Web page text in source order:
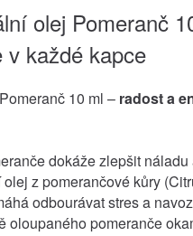
olej Pomeranč
v každé kapce
10 ml – radost a
dokáže zlepšit
z pomerančové kůry
odbourávat stres a
oloupaného pomeranče